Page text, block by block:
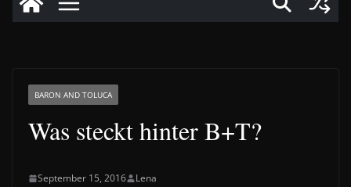
BARON AND TOLUCA
Was steckt hinter B+T?
September 15, 2016 Lena